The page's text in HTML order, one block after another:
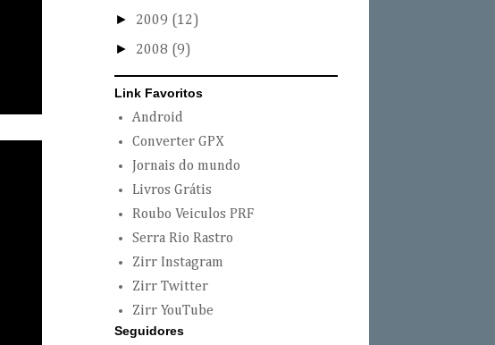
► 2009 (12)
► 2008 (9)
Link Favoritos
Android
Converter GPX
Jornais do mundo
Livros Grátis
Roubo Veiculos PRF
Serra Rio Rastro
Zirr Instagram
Zirr Twitter
Zirr YouTube
Seguidores